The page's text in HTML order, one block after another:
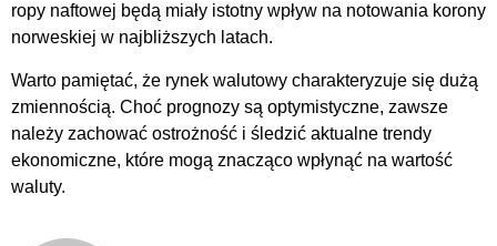
ropy naftowej będą miały istotny wpływ na notowania korony
norweskiej w najbliższych latach.
Warto pamiętać, że rynek walutowy charakteryzuje się dużą
zmiennością. Choć prognozy są optymistyczne, zawsze
należy zachować ostrożność i śledzić aktualne trendy
ekonomiczne, które mogą znacząco wpłynąć na wartość
waluty.